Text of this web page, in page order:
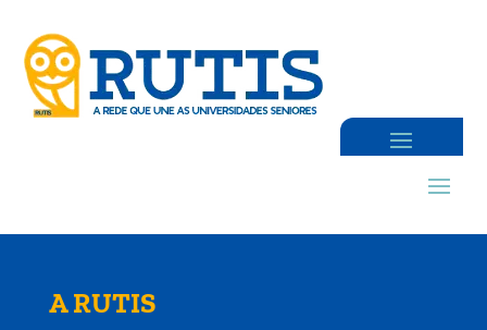
A RUTIS